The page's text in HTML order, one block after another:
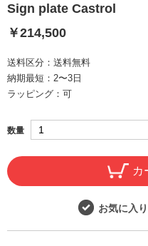
Sign plate Castrol
￥214,500
送料区分： 送料無料
納期最短： 2〜3日
ラッピング： 可
数量
カ
お気に入り